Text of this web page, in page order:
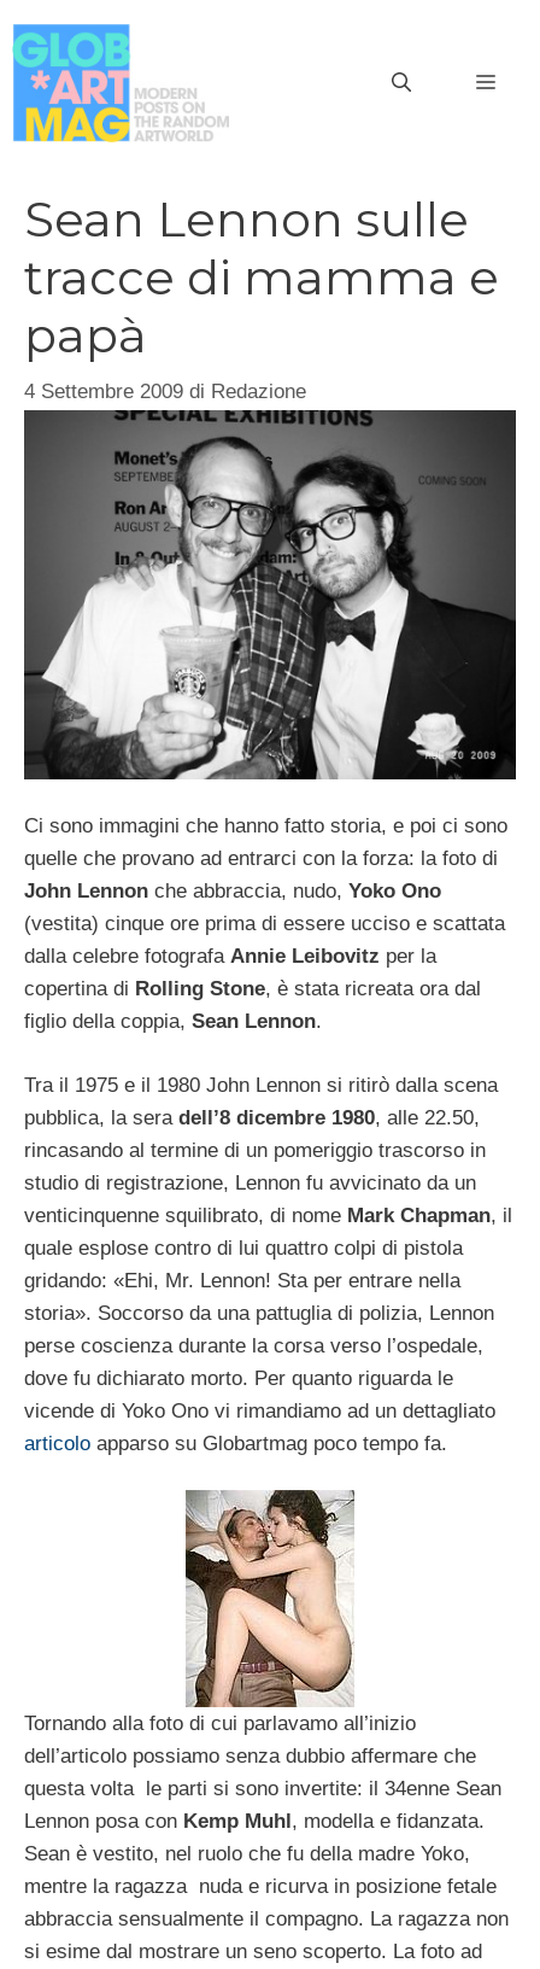
al
contenuto
Sean Lennon sulle
tracce di mamma e
papà
4 Settembre 2009 di Redazione
Ci sono immagini che hanno fatto storia, e poi ci sono
quelle che provano ad entrarci con la forza: la foto di
John Lennon che abbraccia, nudo, Yoko Ono
(vestita) cinque ore prima di essere ucciso e scattata
dalla celebre fotografa Annie Leibovitz per la
copertina di Rolling Stone, è stata ricreata ora dal
figlio della coppia, Sean Lennon.
Tra il 1975 e il 1980 John Lennon si ritirò dalla scena
pubblica, la sera dell’8 dicembre 1980, alle 22.50,
rincasando al termine di un pomeriggio trascorso in
studio di registrazione, Lennon fu avvicinato da un
venticinquenne squilibrato, di nome Mark Chapman, il
quale esplose contro di lui quattro colpi di pistola
gridando: «Ehi, Mr. Lennon! Sta per entrare nella
storia». Soccorso da una pattuglia di polizia, Lennon
perse coscienza durante la corsa verso l’ospedale,
dove fu dichiarato morto. Per quanto riguarda le
vicende di Yoko Ono vi rimandiamo ad un dettagliato
articolo apparso su Globartmag poco tempo fa.
Tornando alla foto di cui parlavamo all’inizio
dell’articolo possiamo senza dubbio affermare che
questa volta le parti si sono invertite: il 34enne Sean
Lennon posa con Kemp Muhl, modella e fidanzata.
Sean è vestito, nel ruolo che fu della madre Yoko,
mentre la ragazza nuda e ricurva in posizione fetale
abbraccia sensualmente il compagno. La ragazza non
si esime dal mostrare un seno scoperto. La foto ad